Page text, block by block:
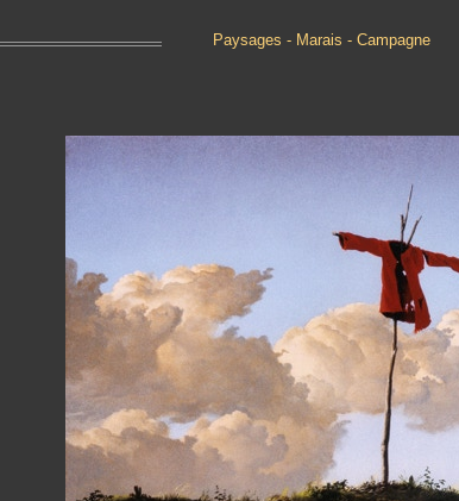
Paysages - Marais - Campagne